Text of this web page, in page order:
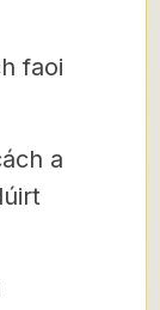
faoi
a